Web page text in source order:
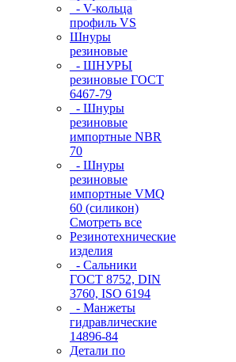
- V-кольца
профиль VS
Шнуры
резиновые
- ШНУРЫ
резиновые ГОСТ
6467-79
- Шнуры
резиновые
импортные NBR
70
- Шнуры
резиновые
импортные VMQ
60 (силикон)
Смотреть все
Резинотехнические
изделия
- Сальники
ГОСТ 8752, DIN
3760, ISO 6194
- Манжеты
гидравлические
14896-84
Детали по